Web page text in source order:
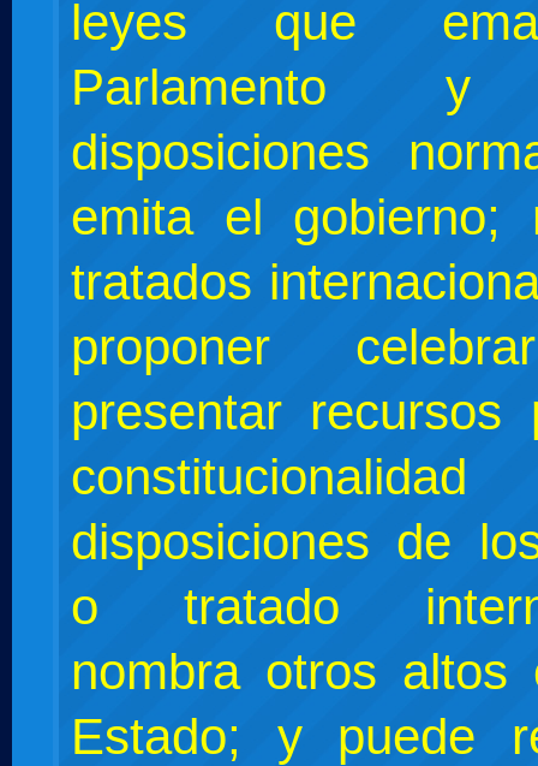
leyes que
Parlamento y
disposiciones
emita el gobierno;
tratados
proponer
presentar recursos
disposiciones de
o tratado
nombra otros altos
Estado; y puede